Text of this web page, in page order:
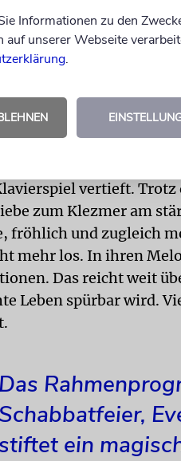
einer Jazzband
und im
vertieft. Trotz
zum Klezmer am
fröhlich und zugleich
mehr los. In ihren
Das reicht weit
Leben spürbar wird.
Das
Schabbatfeier,
stiftet ein
Informationen zu den
auf unserer Webseite
.